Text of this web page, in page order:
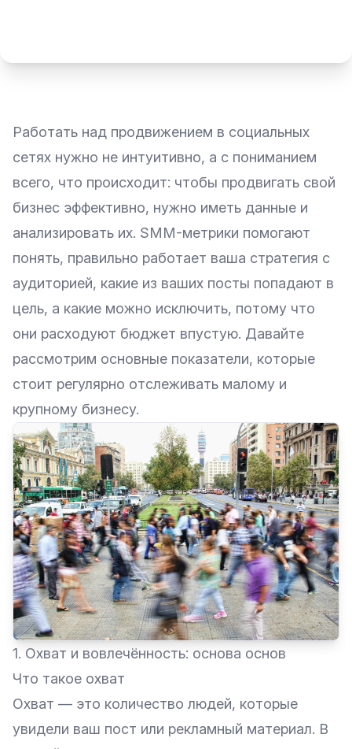
Работать над продвижением в социальных
сетях нужно не интуитивно, а с пониманием
всего, что происходит: чтобы продвигать свой
бизнес эффективно, нужно иметь данные и
анализировать их. SMM-метрики помогают
понять, правильно работает ваша стратегия с
аудиторией, какие из ваших посты попадают в
цель, а какие можно исключить, потому что
они расходуют бюджет впустую. Давайте
рассмотрим основные показатели, которые
стоит регулярно отслеживать малому и
крупному бизнесу.
1. Охват и вовлечённость: основа основ
Что такое охват
Охват — это количество людей, которые
увидели ваш пост или рекламный материал. В